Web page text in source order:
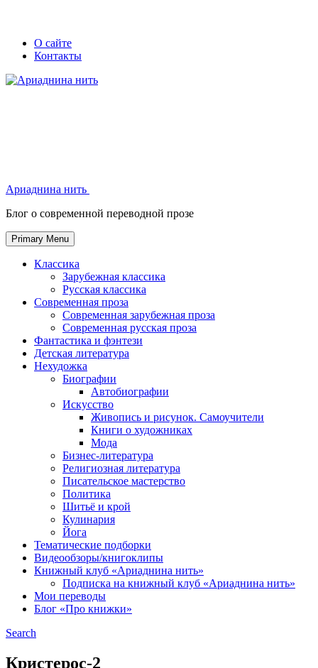
Skip
Secondary
left
navigation
Secondary
right
navigation
О сайте
Контакты
Ариаднина нить
Блог о современной переводной прозе
Primary Menu
Классика
Зарубежная классика
Русская классика
Современная проза
Современная зарубежная проза
Современная русская проза
Фантастика и фэнтези
Детская литература
Нехудожка
Биографии
Автобиографии
Искусство
Живопись и рисунок. Самоучители
Книги о художниках
Мода
Бизнес-литература
Религиозная литература
Писательское мастерство
Политика
Шитьё и крой
Кулинария
Йога
Тематические подборки
Видеообзоры/книгоклипы
Книжный клуб «Ариаднина нить»
Подписка на книжный клуб «Ариаднина нить»
Мои переводы
Блог «Про книжки»
Search
Кристерос-2